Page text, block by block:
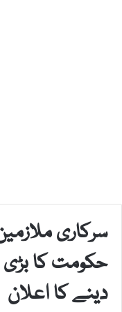
سرکاری
حکومت کا
دینے کا اعلان